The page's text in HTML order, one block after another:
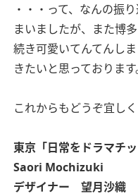
・・・って、なんの振
まいましたが、また博
続き可愛いてんてんし
きたいと思っております
これからもどうぞ宜し
東京 「日常をドラマチ
Saori Mochizuki
デザイナー 望月沙織